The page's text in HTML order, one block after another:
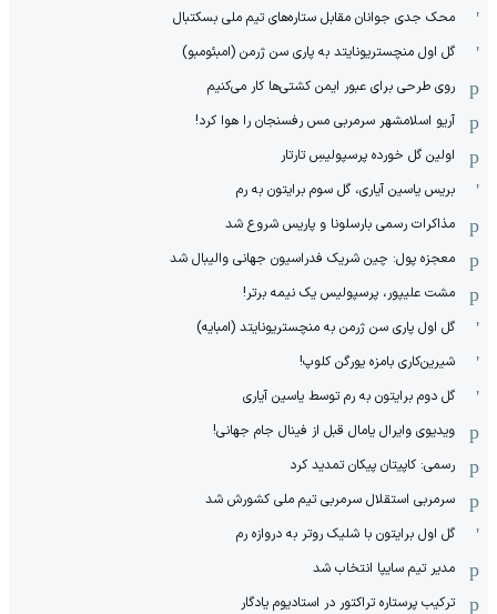
محک جدی ‌جوانان مقابل ستاره‌های تیم ملی بسکتبال
گل اول منچستریونایتد به پاری سن ژرمن (امبئومبو)
روی طرحی برای عبور ایمن کشتی‌ها کار می‌کنیم
آریو اسلامشهر سرمربی مس رفسنجان را هوا کرد!
اولین گل خورده پرسپولیسِ تارتار
بریس یاسین آیاری، گل سوم برایتون به رم
مذاکرات رسمی بارسلونا و پاریس شروع شد
معجزه پول: چین شریک فدراسیون جهانی والیبال شد
مشت علیپور، پرسپولیس یک نیمه برتر!
گل اول پاری سن ژرمن به منچستریونایتد (امبایه)
شیرین‌کاری بامزه یورگن کلوپ!
گل دوم برایتون به رم توسط یاسین آیاری
ویدیوی وایرال یامال قبل از فینال جام جهانی!
رسمی: کاپیتان پیکان تمدید کرد
سرمربی استقلال سرمربی تیم ملی کشورش شد
گل اول برایتون با شلیک روتر به دروازه رم
مدیر تیم سایپا انتخاب شد
ترکیب پرستاره تراکتور در استادیوم یادگار